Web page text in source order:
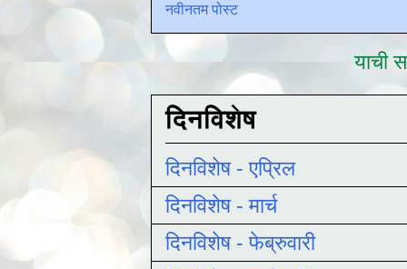
नवीनतम पोस्ट
याची
दिनविशेष
दिनविशेष - एप्रिल
दिनविशेष - मार्च
दिनविशेष - फेब्रुवारी